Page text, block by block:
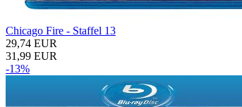
Chicago Fire - Staffel 13
29,74 EUR
31,99 EUR
-13%